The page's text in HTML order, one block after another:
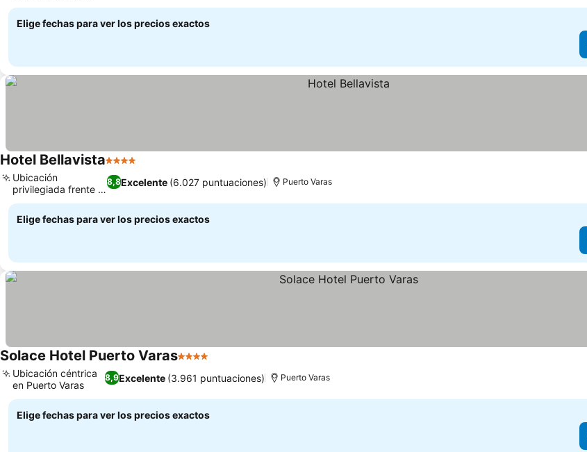
Elige fechas para ver los precios exactos
Hotel Bellavista4 Estrellas
8,8Excelente (6.027 puntuaciones)
Ubicación
privilegiada frente al
lago
Puerto Varas
Elige fechas para ver los precios exactos
Solace Hotel Puerto Varas4 Estrellas
8,9Excelente (3.961 puntuaciones)
Ubicación céntrica
en Puerto Varas
Puerto Varas
Elige fechas para ver los precios exactos